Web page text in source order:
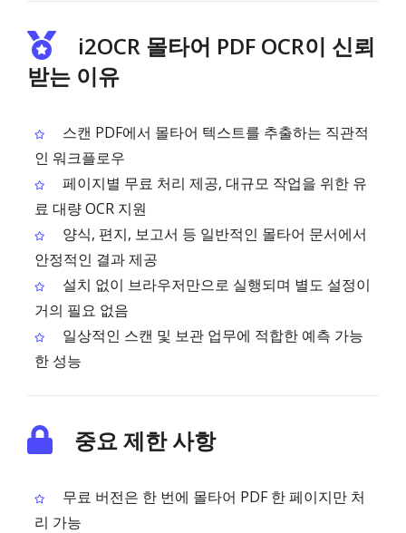
i2OCR 몰타어 PDF OCR이 신뢰
받는 이유
스캔 PDF에서 몰타어 텍스트를 추출하는 직관적
인 워크플로우
페이지별 무료 처리 제공, 대규모 작업을 위한 유
료 대량 OCR 지원
양식, 편지, 보고서 등 일반적인 몰타어 문서에서
안정적인 결과 제공
설치 없이 브라우저만으로 실행되며 별도 설정이
거의 필요 없음
일상적인 스캔 및 보관 업무에 적합한 예측 가능
한 성능
중요 제한 사항
무료 버전은 한 번에 몰타어 PDF 한 페이지만 처
리 가능